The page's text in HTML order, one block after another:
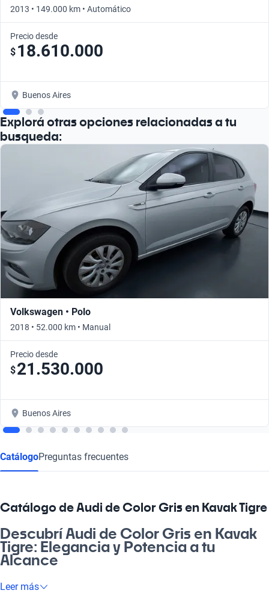
2013 • 149.000 km • Automático
Precio desde
$ 18.610.000
Buenos Aires
Explorá otras opciones relacionadas a tu
busqueda:
Volkswagen • Polo
2018 • 52.000 km • Manual
Precio desde
$21.530.000
Buenos Aires
CatálogoPreguntas frecuentes
Catálogo de Audi de Color Gris en Kavak Tigre
Descubrí Audi de Color Gris en Kavak
Tigre: Elegancia y Potencia a tu
Alcance
¿Estás listo para dar el salto a la excelencia automotriz? Un
Leer más